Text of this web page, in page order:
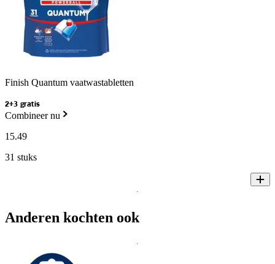
Finish Quantum vaatwastabletten
2+3 gratis
Combineer nu
15.49
31 stuks
Anderen kochten ook